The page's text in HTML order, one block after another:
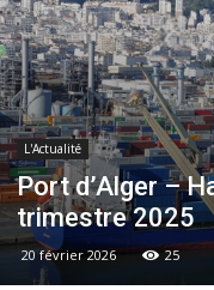
L'Actualité
Port d’Alger –
trimestre 2025
20 février 2026 25